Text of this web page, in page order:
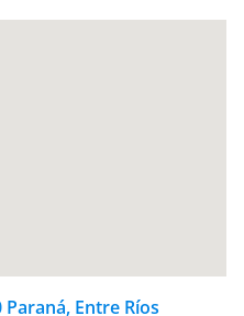
Entre Ríos